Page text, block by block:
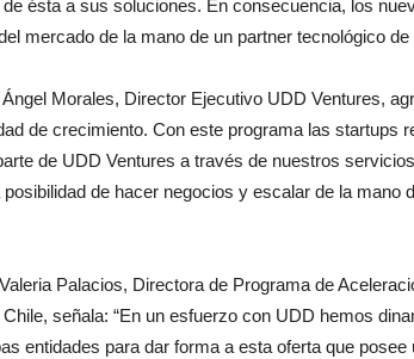
ésta a sus soluciones. En consecuencia, los
mercado de la mano de un partner tecnológico de
Morales, Director Ejecutivo UDD Ventures,
de crecimiento. Con este programa las startups
de UDD Ventures a través de nuestros
de hacer negocios y escalar de la mano
Palacios, Directora de Programa de
señala: “En un esfuerzo con UDD hemos
entidades para dar forma a esta oferta que